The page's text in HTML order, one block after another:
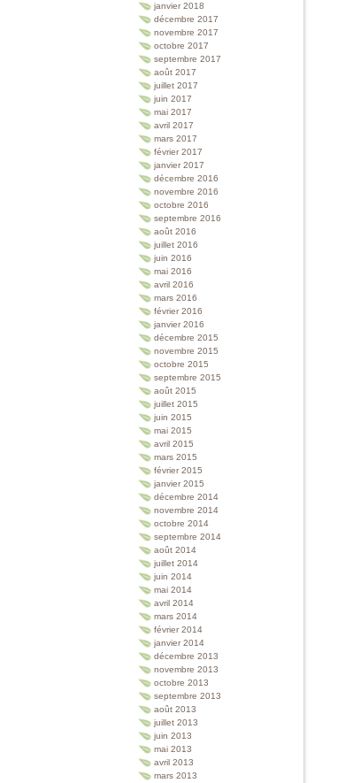
janvier 2018
décembre 2017
novembre 2017
octobre 2017
septembre 2017
août 2017
juillet 2017
juin 2017
mai 2017
avril 2017
mars 2017
février 2017
janvier 2017
décembre 2016
novembre 2016
octobre 2016
septembre 2016
août 2016
juillet 2016
juin 2016
mai 2016
avril 2016
mars 2016
février 2016
janvier 2016
décembre 2015
novembre 2015
octobre 2015
septembre 2015
août 2015
juillet 2015
juin 2015
mai 2015
avril 2015
mars 2015
février 2015
janvier 2015
décembre 2014
novembre 2014
octobre 2014
septembre 2014
août 2014
juillet 2014
juin 2014
mai 2014
avril 2014
mars 2014
février 2014
janvier 2014
décembre 2013
novembre 2013
octobre 2013
septembre 2013
août 2013
juillet 2013
juin 2013
mai 2013
avril 2013
mars 2013